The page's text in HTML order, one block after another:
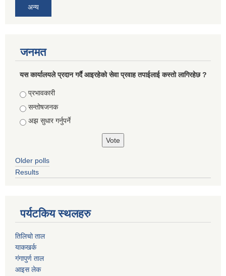
अन्य
जनमत
यस कार्यालयले प्रदान गर्दै आइरहेको सेवा प्रवाह तपाईलाई कस्तो लागिरहेछ ?
Choices
प्रभावकारी
सन्तोषजनक
अझ सुधार गर्नुपर्ने
Older polls
Results
पर्यटकिय स्थलहरु
तिलिचो ताल
याकखर्क
गंगापुर्ण ताल
आइस लेक